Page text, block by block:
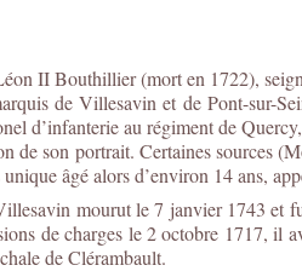
II Bouthillier (mort en 1722),
de Villesavin et de Pont-sur-
d’infanterie au régiment de
de son portrait. Certaines sources
âgé alors d’environ 14 ans,
mourut le 7 janvier 1743 et
de charges le 2 octobre 1717, il
de Clérambault.